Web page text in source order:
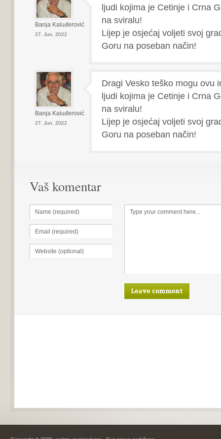
Banja Kaluđerović
27. Jun, 2022
ljudi kojima je Cetinje i Crna
na sviralu!
Lijep je osjećaj voljeti svoj
Goru na poseban način!
Banja Kaluđerović
27. Jun, 2022
Dragi Vesko teško mogu ovu
ljudi kojima je Cetinje i Crna
na sviralu!
Lijep je osjećaj voljeti svoj
Goru na poseban način!
Vaš komentar